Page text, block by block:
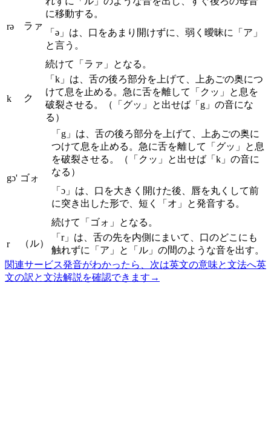
rə ラァ
に移動する。
「ə」は、口をあまり開けずに、弱く曖昧に「ア」
と言う。
続けて「ラァ」となる。
k ク
「k」は、舌の後ろ部分を上げて、上あごの奥につ
けて息を止める。急に舌を離して「クッ」と息を
破裂させる。（「グッ」と出せば「g」の音にな
る）
gɔ' ゴォ
「g」は、舌の後ろ部分を上げて、上あごの奥に
つけて息を止める。急に舌を離して「グッ」と息
を破裂させる。（「クッ」と出せば「k」の音に
なる）
「ɔ」は、口を大きく開けた後、唇を丸くして前
に突き出した形で、短く「オ」と発音する。
続けて「ゴォ」となる。
r （ル）
「r」は、舌の先を内側にまいて、口のどこにも
触れずに「ア」と「ル」の間のような音を出す。
関連サービス発音がわかったら、次は英文の意味と文法へ英
文の訳と文法解説を確認できます →